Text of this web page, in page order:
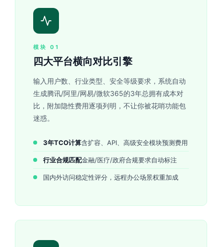
模块 01
四大平台横向对比引擎
输入用户数、行业类型、安全等级要求，系统自动
生成腾讯/阿里/网易/微软365的3年总拥有成本对
比，附加隐性费用逐项列明，不让你被花哨功能包
迷惑。
3年TCO计算含扩容、API、高级安全模块预测费用
行业合规匹配金融/医疗/政府合规要求自动标注
国内外访问稳定性评分，远程办公场景权重加成